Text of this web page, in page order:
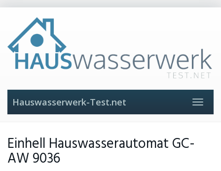
content
Toggle
Hauswasserwerk-Test.net
Einhell Hauswasserautomat GC-
AW 9036